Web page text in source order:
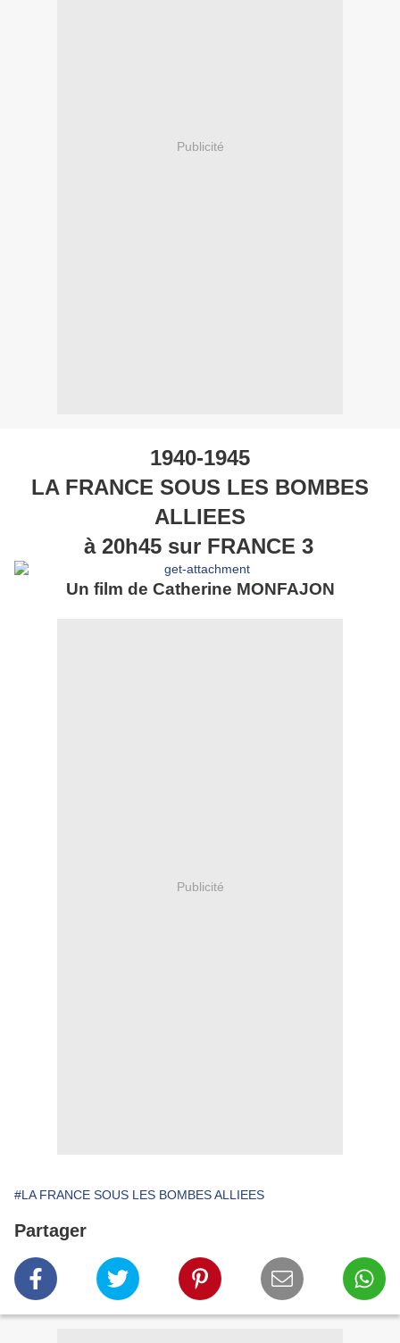
Publicité
1940-1945
LA FRANCE SOUS LES BOMBES
ALLIEES
à 20h45 sur FRANCE 3
Un film de Catherine MONFAJON
Publicité
#LA FRANCE SOUS LES BOMBES ALLIEES
Partager